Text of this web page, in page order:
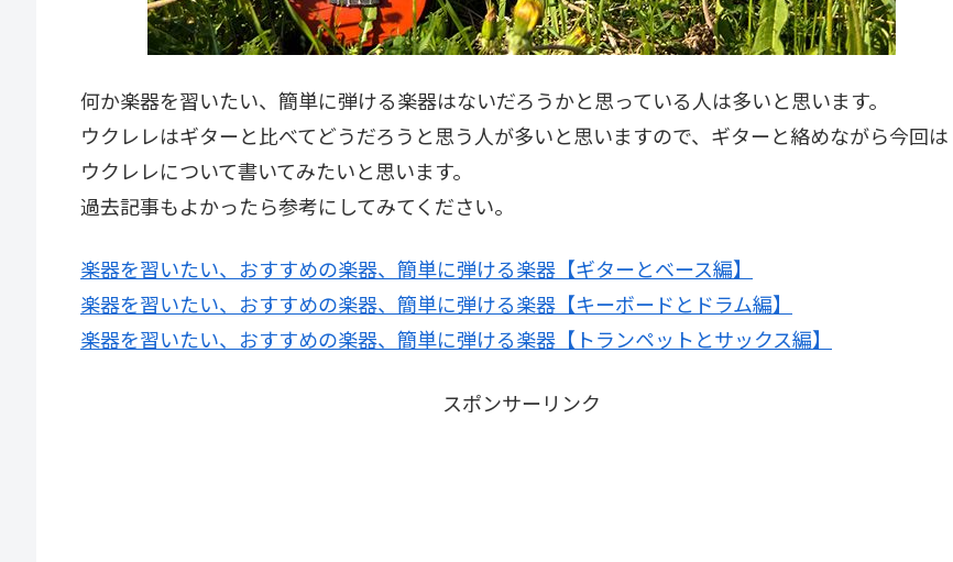
何か楽器を習いたい、簡単に弾ける楽器はないだろうかと思っている人は多いと思います。
ウクレレはギターと比べてどうだろうと思う人が多いと思いますので、ギターと絡めながら今回は
ウクレレについて書いてみたいと思います。
過去記事もよかったら参考にしてみてください。
楽器を習いたい、おすすめの楽器、簡単に弾ける楽器【ギターとベース編】
楽器を習いたい、おすすめの楽器、簡単に弾ける楽器【キーボードとドラム編】
楽器を習いたい、おすすめの楽器、簡単に弾ける楽器【トランペットとサックス編】
スポンサーリンク